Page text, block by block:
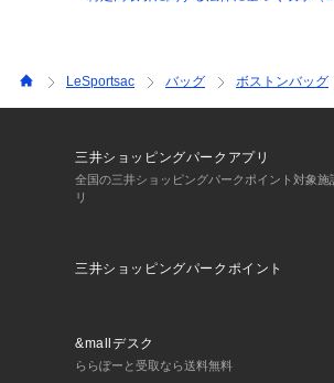
LeSportsac バッグ ボストンバッグ
三井ショッピングパークアプリ
全国の三井ショッピングパークポイント対象
リ
三井ショッピングパークポイント
&mallデスク
ららぽーと受取なら送料無料